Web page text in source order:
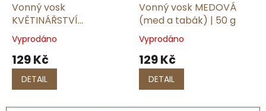
Vonný vosk
KVĚTINÁŘSTVÍ
(magnólie a hruška) | 50
g
Vyprodáno
129 Kč
DETAIL
Vonný vosk MEDOVÁ
(med a tabák) | 50 g
Vyprodáno
129 Kč
DETAIL